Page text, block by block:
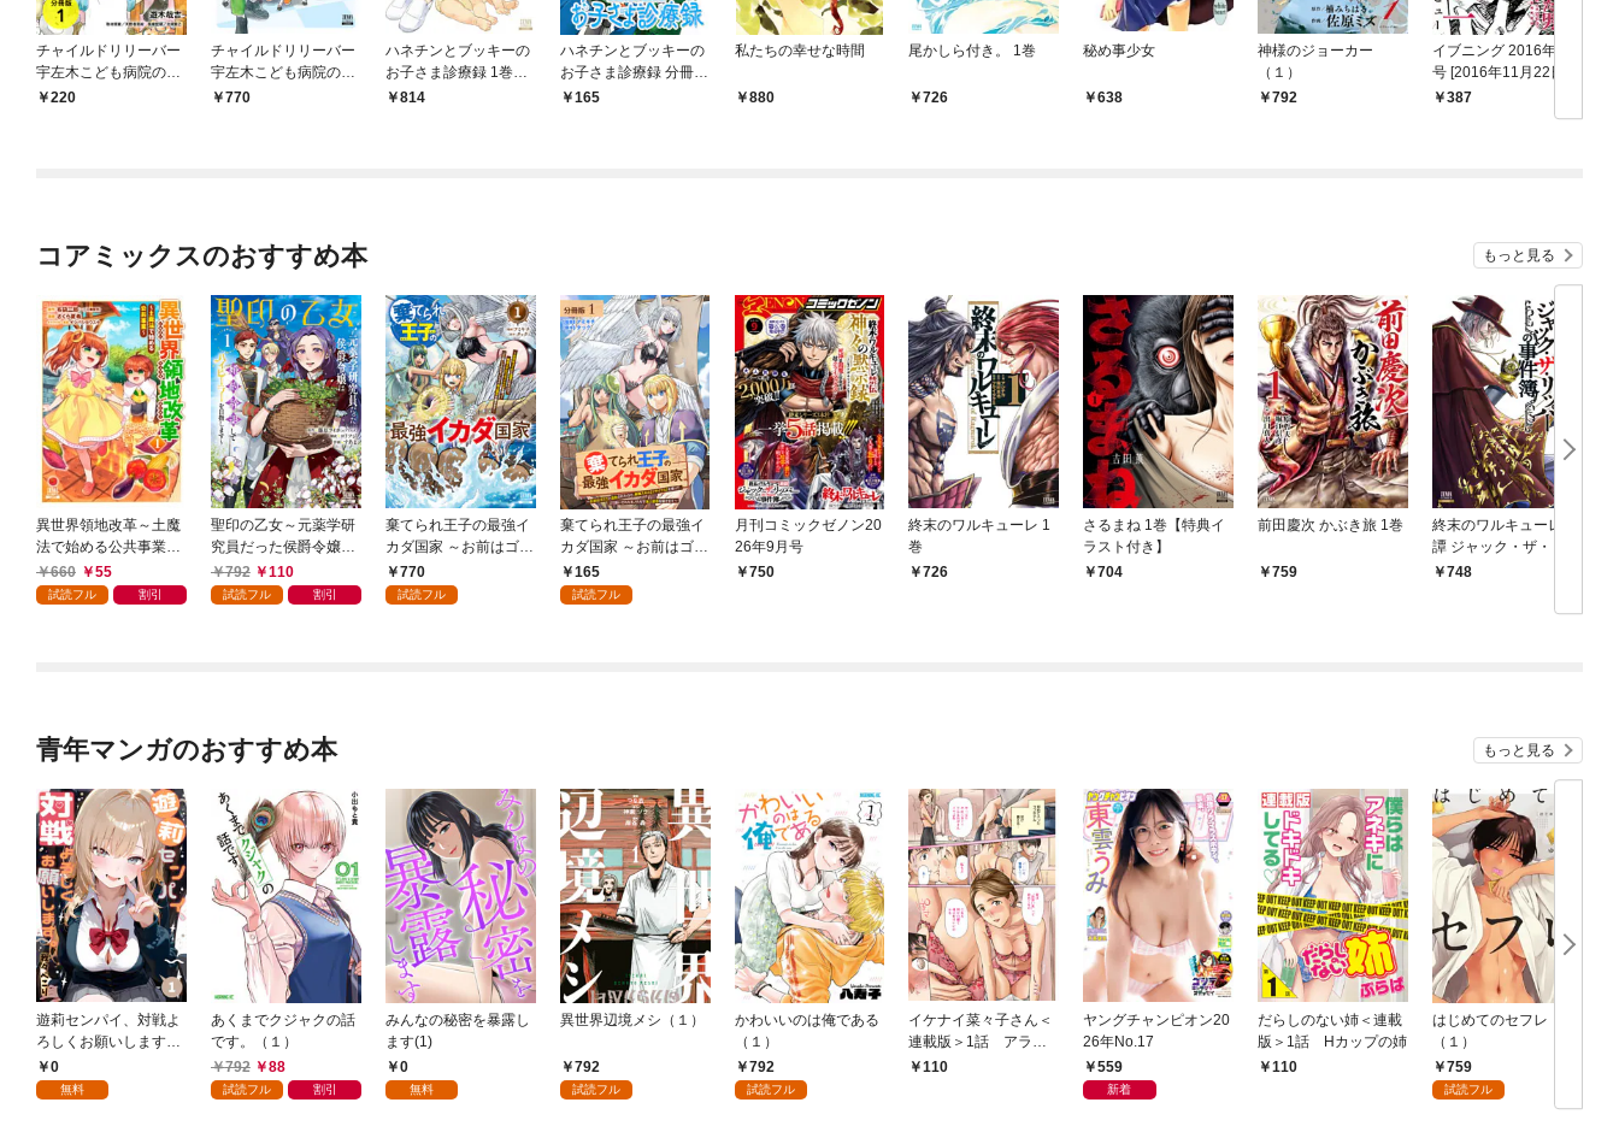
チャイルドリリーバー
宇左木こども病院の時
田さん 分冊版 1巻
220
チャイルドリリーバー
宇左木こども病院の時
田さん 1巻【特典イラ
770
ハネチンとブッキーの
お子さま診療録 1巻
【特典イラスト付き】
814
ハネチンとブッキーの
お子さま診療録 分冊版
1巻165
私たちの幸せな時間
880
尾かしら付き。 1巻
726
秘め事少女
638
神様のジョーカー
（１）
792
イブニング 2016年24
号 [2016年11月22日発
売]387
コアミックスのおすすめ本 もっと見る
異世界領地改革～土魔
法で始める公共事業～
1巻660 55
試読フル 割引
聖印の乙女～元薬学研
究員だった侯爵令嬢は
婚約辞退してハイヒー
ラーを目指します～ 1
792 110
試読フル 割引
棄てられ王子の最強イ
カダ国家 ～お前はゴミ
だと追放されたので、
無駄スキル【リサイク
770
試読フル
棄てられ王子の最強イ
カダ国家 ～お前はゴミ
だと追放されたので、
無駄スキル【リサイク
165
試読フル
月刊コミックゼノン20
26年9月号
750
終末のワルキューレ 1
巻
726
さるまね 1巻【特典イ
ラスト付き】
704
前田慶次 かぶき旅 1巻
759
終末のワルキューレ奇
譚 ジャック・ザ・リッ
パーの事件簿 1巻【特
748
青年マンガのおすすめ本 もっと見る
遊莉センパイ、対戦よ
ろしくお願いします。
1 0
無料
あくまでクジャクの話
です。（１）
792
88
試読フル 割引
みんなの秘密を暴露し
ます(1)
0
無料
異世界辺境メシ（１）
792
試読フル
かわいいのは俺である
（１）
792
試読フル
イケナイ菜々子さん＜
連載版＞1話 アラフ
ォー女神と初体験
110
ヤングチャンピオン20
26年No.17
559
新着
だらしのない姉＜連載
版＞1話 Hカップの姉
110
はじめてのセフレ
（１）
759
試読フル